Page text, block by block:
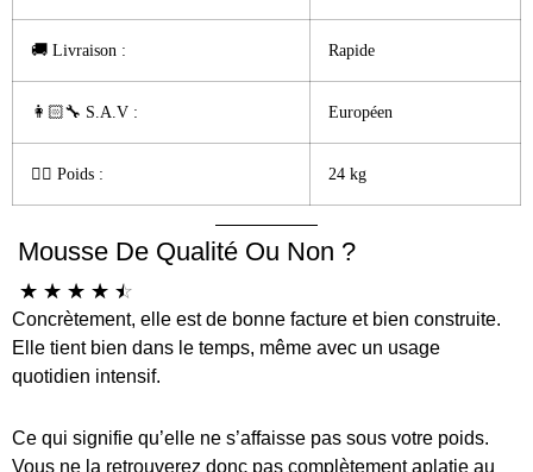
🚚 Livraison : Rapide
👩🏻‍🔧 S.A.V : Européen
🏋️‍♀️ Poids : 24 kg
Mousse De Qualité Ou Non ?
☆ ☆ ☆ ☆ ☆
Concrètement, elle est de bonne facture et bien construite.
Elle tient bien dans le temps, même avec un usage
quotidien intensif.
Ce qui signifie qu’elle ne s’affaisse pas sous votre poids.
Vous ne la retrouverez donc pas complètement aplatie au